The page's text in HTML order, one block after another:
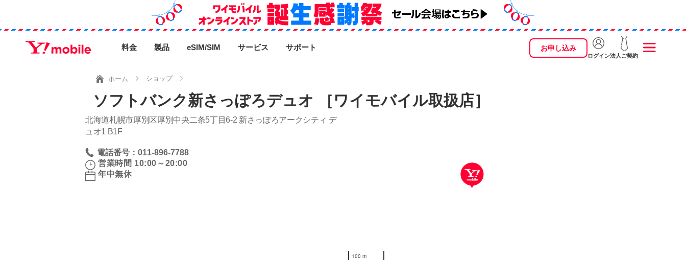
料金 製品 eSIM/SIM サービス サポート お申し込み
ログイン法人ご契約
ホーム ショップ
ソフトバンク新さっぽろデュオ ［ワイモバイル取扱店］
北海道札幌市厚別区厚別中央二条5丁目6‐2 新さっぽろアークシティ デ
ュオ1 B1F
電話番号：011-896-7788
営業時間 10:00～20:00
年中無休
100 m